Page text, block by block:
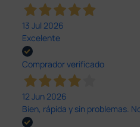
13 Jul 2026
Excelente
Comprador verificado
12 Jun 2026
Bien, rápida y sin problemas.